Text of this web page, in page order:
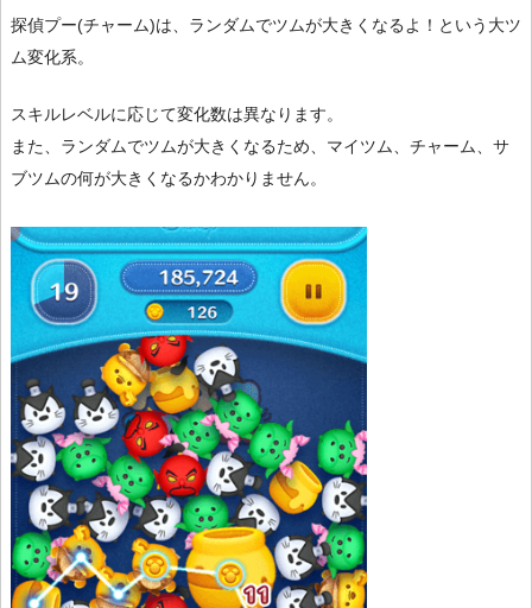
探偵プー(チャーム)は、ランダムでツムが大きくなるよ！という大ツ
ム変化系。
スキルレベルに応じて変化数は異なります。
また、ランダムでツムが大きくなるため、マイツム、チャーム、サ
ブツムの何が大きくなるかわかりません。